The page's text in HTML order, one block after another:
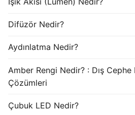
Difüzör Nedir?
Aydınlatma Nedir?
Amber Rengi Nedir? : Dış Cephe
Çözümleri
Çubuk LED Nedir?